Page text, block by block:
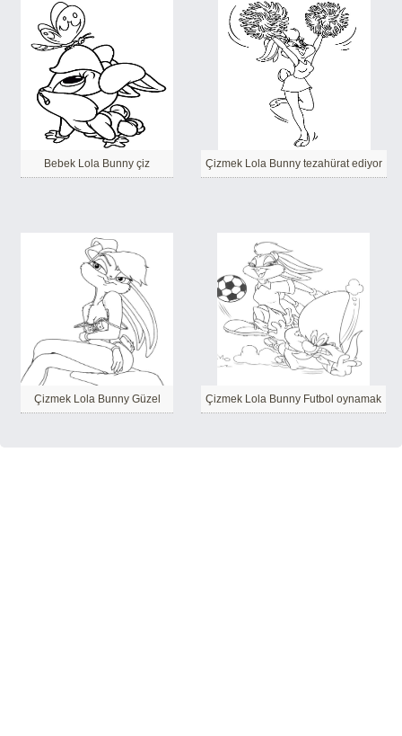
Bebek Lola Bunny çiz Çizmek Lola Bunny tezahürat ediyor
Çizmek Lola Bunny Güzel Çizmek Lola Bunny Futbol oynamak